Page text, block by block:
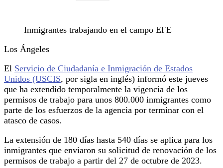
Inmigrantes trabajando en el campo EFE
Los Ángeles
El Servicio de Ciudadanía e Inmigración de Estados
Unidos (USCIS, por sigla en inglés) informó este jueves
que ha extendido temporalmente la vigencia de los
permisos de trabajo para unos 800.000 inmigrantes como
parte de los esfuerzos de la agencia por terminar con el
atasco de casos.
La extensión de 180 días hasta 540 días se aplica para los
inmigrantes que enviaron su solicitud de renovación de los
permisos de trabajo a partir del 27 de octubre de 2023.